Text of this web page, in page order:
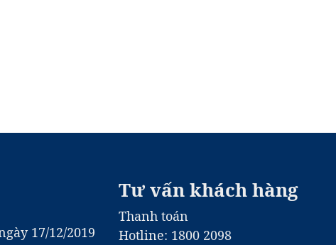
17/12/2019
Tư vấn khách hàng
Thanh toán
Hotline: 1800 2098